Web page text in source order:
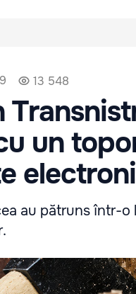
13 548
un
au pătruns într-